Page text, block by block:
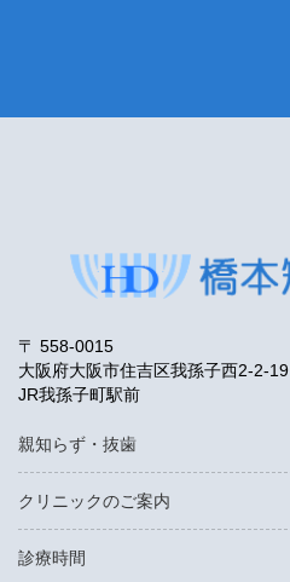
〒 558-0015
大阪府大阪市住吉区我孫子西2-2-19
JR我孫子町駅前
親知らず・抜歯
クリニックのご案内
診療時間